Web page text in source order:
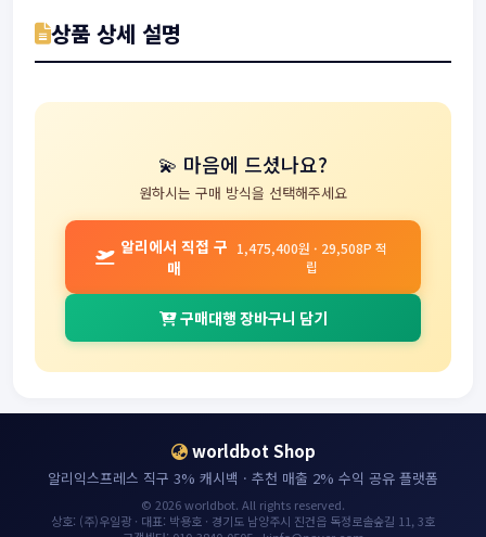
상품 상세 설명
💫 마음에 드셨나요?
원하시는 구매 방식을 선택해주세요
알리에서 직접 구
매
1,475,400원 · 29,508P 적
립
구매대행 장바구니 담기
worldbot Shop
알리익스프레스 직구 3% 캐시백 · 추천 매출 2% 수익 공유 플랫폼
© 2026 worldbot. All rights reserved.
상호: (주)우일광 · 대표: 박용호 · 경기도 남양주시 진건읍 독정로솔숲길 11, 3호